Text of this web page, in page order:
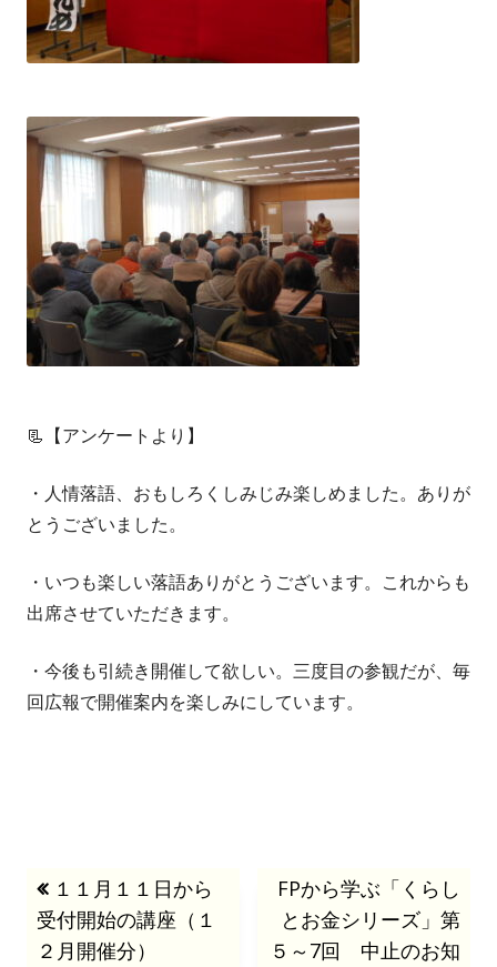
📃【アンケートより】
・人情落語、おもしろくしみじみ楽しめました。ありが
とうございました。
・いつも楽しい落語ありがとうございます。これからも
出席させていただきます。
・今後も引続き開催して欲しい。三度目の参観だが、毎
回広報で開催案内を楽しみにしています。
投
稿
前
の
記
１１月１１日から
受付開始の講座（１
２月開催分）
次
の
記
FPから学ぶ「くらし
とお金シリーズ」第
５～7回 中止のお知